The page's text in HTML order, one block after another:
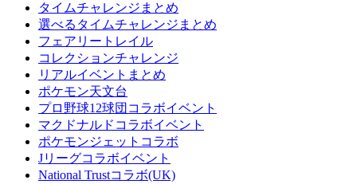
タイムチャレンジまとめ
選べるタイムチャレンジまとめ
フェアリートレイル
コレクションチャレンジ
リアルイベントまとめ
ポケモン天文台
プロ野球12球団コラボイベント
マクドナルドコラボイベント
ポケモンジェットコラボ
Jリーグコラボイベント
National Trustコラボ(UK)